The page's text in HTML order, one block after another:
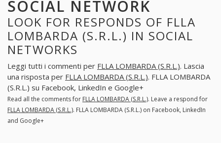
SOCIAL NETWORK
LOOK FOR RESPONDS OF FLLA
LOMBARDA (S.R.L.) IN SOCIAL
NETWORKS
Leggi tutti i commenti per FLLA LOMBARDA (S.R.L.). Lascia
una risposta per FLLA LOMBARDA (S.R.L.). FLLA LOMBARDA
(S.R.L.) su Facebook, LinkedIn e Google+
Read all the comments for FLLA LOMBARDA (S.R.L.). Leave a respond for
FLLA LOMBARDA (S.R.L.). FLLA LOMBARDA (S.R.L.) on Facebook, LinkedIn
and Google+